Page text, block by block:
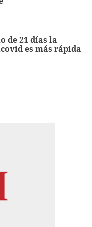
de 21 días la
es más rápida